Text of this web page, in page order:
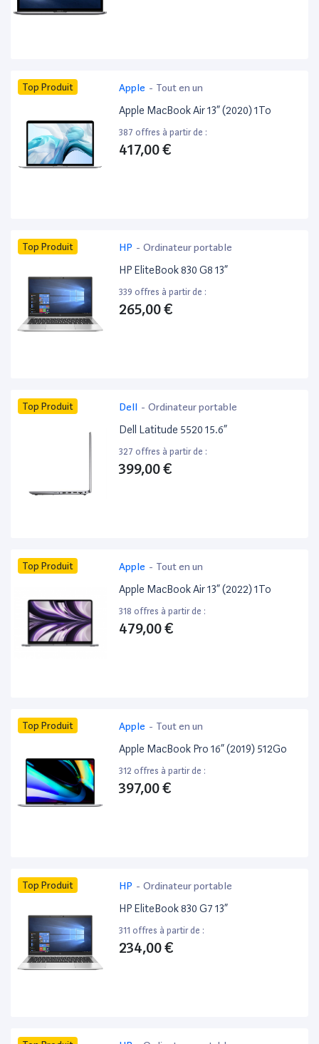
Top Produit Apple - Tout en un
Apple MacBook Air 13” (2020) 1To
387 offres à partir de :
417,00 €
Top Produit HP - Ordinateur portable
HP EliteBook 830 G8 13”
339 offres à partir de :
265,00 €
Top Produit Dell - Ordinateur portable
Dell Latitude 5520 15.6”
327 offres à partir de :
399,00 €
Top Produit Apple - Tout en un
Apple MacBook Air 13” (2022) 1To
318 offres à partir de :
479,00 €
Top Produit Apple - Tout en un
Apple MacBook Pro 16” (2019) 512Go
312 offres à partir de :
397,00 €
Top Produit HP - Ordinateur portable
HP EliteBook 830 G7 13”
311 offres à partir de :
234,00 €